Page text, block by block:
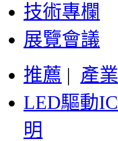
技術專欄
展覽會議
推薦 | 產業
LED驅動IC
明